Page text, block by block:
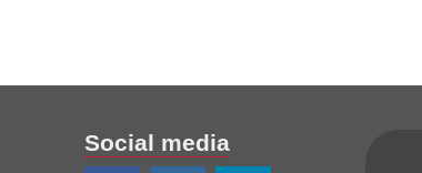
Social media